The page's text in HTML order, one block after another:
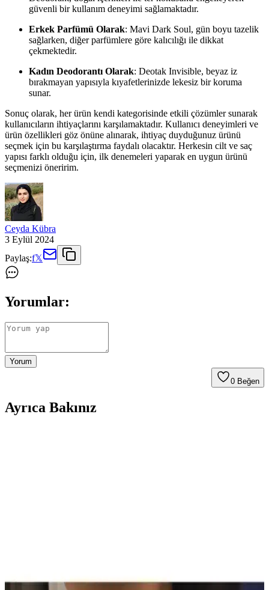
güvenli bir kullanım deneyimi sağlamaktadır.
Erkek Parfümü Olarak: Mavi Dark Soul, gün boyu tazelik
sağlarken, diğer parfümlere göre kalıcılığı ile dikkat
çekmektedir.
Kadın Deodorantı Olarak: Deotak Invisible, beyaz iz
bırakmayan yapısıyla kıyafetlerinizde lekesiz bir koruma
sunar.
Sonuç olarak, her ürün kendi kategorisinde etkili çözümler sunarak
kullanıcıların ihtiyaçlarını karşılamaktadır. Kullanıcı deneyimleri ve
ürün özellikleri göz önüne alınarak, ihtiyaç duyduğunuz ürünü
seçmek için bu karşılaştırma faydalı olacaktır. Herkesin cilt ve saç
yapısı farklı olduğu için, ilk denemeleri yaparak en uygun ürünü
seçmenizi öneririm.
Ceyda Kübra
3 Eylül 2024
Paylaş:f𝕏
Yorumlar:
Yorum
0 Beğen
Ayrıca Bakınız
Sun Brown Carrot Butter Bronzlaştırıcı Krem, doğal içerikleriyle